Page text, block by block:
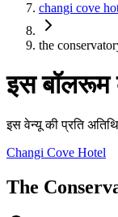
changi cove
the
इस बॉलरूम
इस वेन्यू की प्रति
Changi Cove Hotel
The